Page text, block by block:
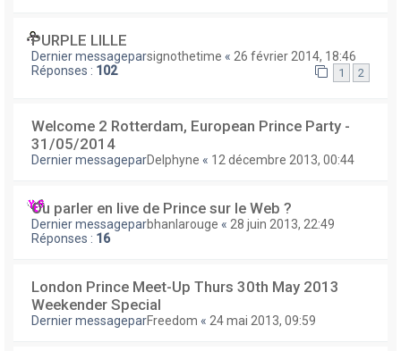
PURPLE LILLE
Dernier messageparsignothetime « 26 février 2014, 18:46
Réponses : 102 1 2
Welcome 2 Rotterdam, European Prince Party -
31/05/2014
Dernier messageparDelphyne « 12 décembre 2013, 00:44
Ou parler en live de Prince sur le Web ?
Dernier messageparbhanlarouge « 28 juin 2013, 22:49
Réponses : 16
London Prince Meet-Up Thurs 30th May 2013
Weekender Special
Dernier messageparFreedom « 24 mai 2013, 09:59